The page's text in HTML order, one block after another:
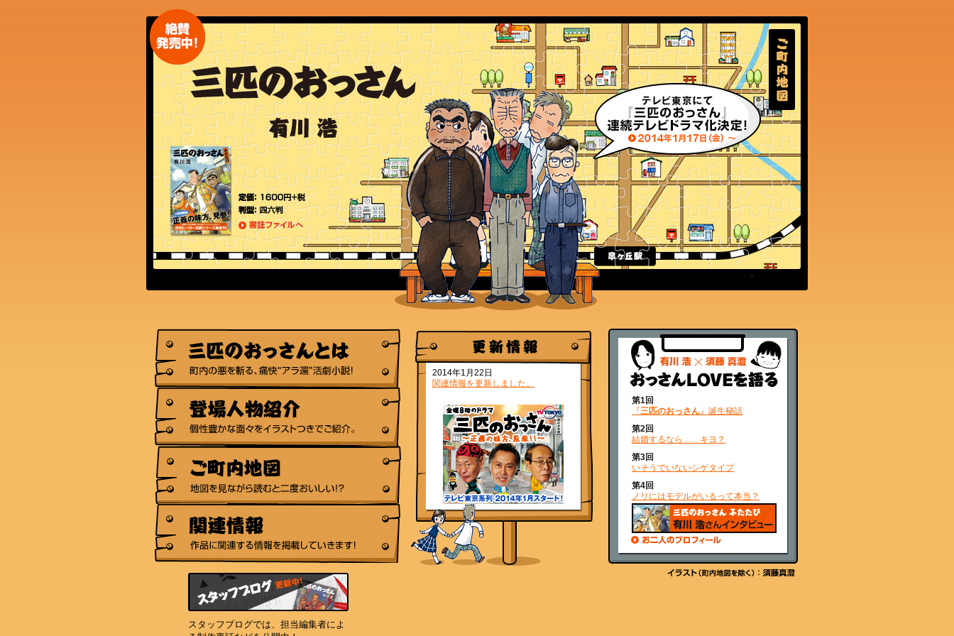
スタッフブログでは、担当編集者によ
2014年1月22日
関連情報を更新しました。
第1回
『三匹のおっさん 』誕生秘話
第2回
結婚するなら……キヨ？
第3回
いそうでいないシゲタイプ
第4回
ノリにはモデルがいるって本当？